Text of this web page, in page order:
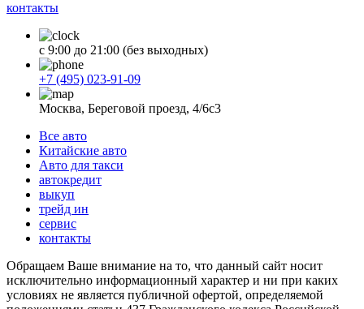
контакты
с 9:00 до 21:00 (без выходных)
+7 (495) 023-91-09
Москва, Береговой проезд, 4/6с3
Все авто
Китайские авто
Авто для такси
автокредит
выкуп
трейд ин
сервис
контакты
Обращаем Ваше внимание на то, что данный сайт носит
исключительно информационный характер и ни при каких
условиях не является публичной офертой, определяемой